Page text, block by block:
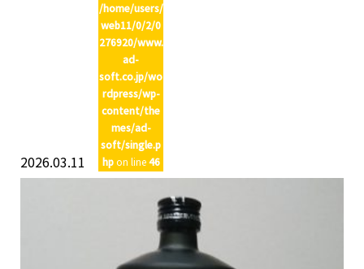
2026.03.11
/home/users/
web11/0/2/0
276920/www.
ad-
soft.co.jp/wo
rdpress/wp-
content/the
mes/ad-
soft/single.p
hpon line46